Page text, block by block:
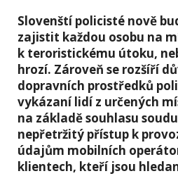
Slovenští policisté nově
zajistit každou osobu na
k teroristickému útoku,
hrozí. Zároveň se rozšíří
dopravních prostředků
vykázaní lidí z určených
na základě souhlasu
nepřetržitý přístup k
údajům mobilních
klientech, kteří jsou